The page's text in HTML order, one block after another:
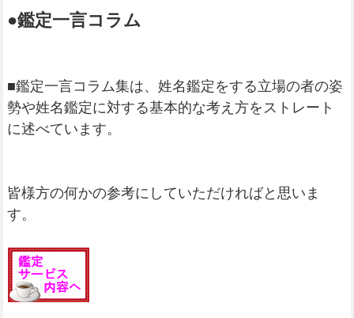
●鑑定一言コラム
■鑑定一言コラム集は、姓名鑑定をする立場の者の姿
勢や姓名鑑定に対する基本的な考え方をストレート
に述べています。
皆様方の何かの参考にしていただければと思いま
す。